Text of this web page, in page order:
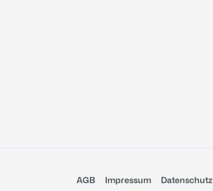
AGB Impressum Datenschutz